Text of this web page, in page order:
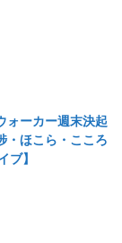
ォーカー週末決起
・ほこら・こころ
ブ】